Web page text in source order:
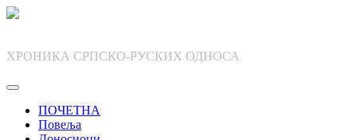
Skip
ХРОНИКА СРПСКО-РУСКИХ ОДНОСА
ПОЧЕТНА
Повеља